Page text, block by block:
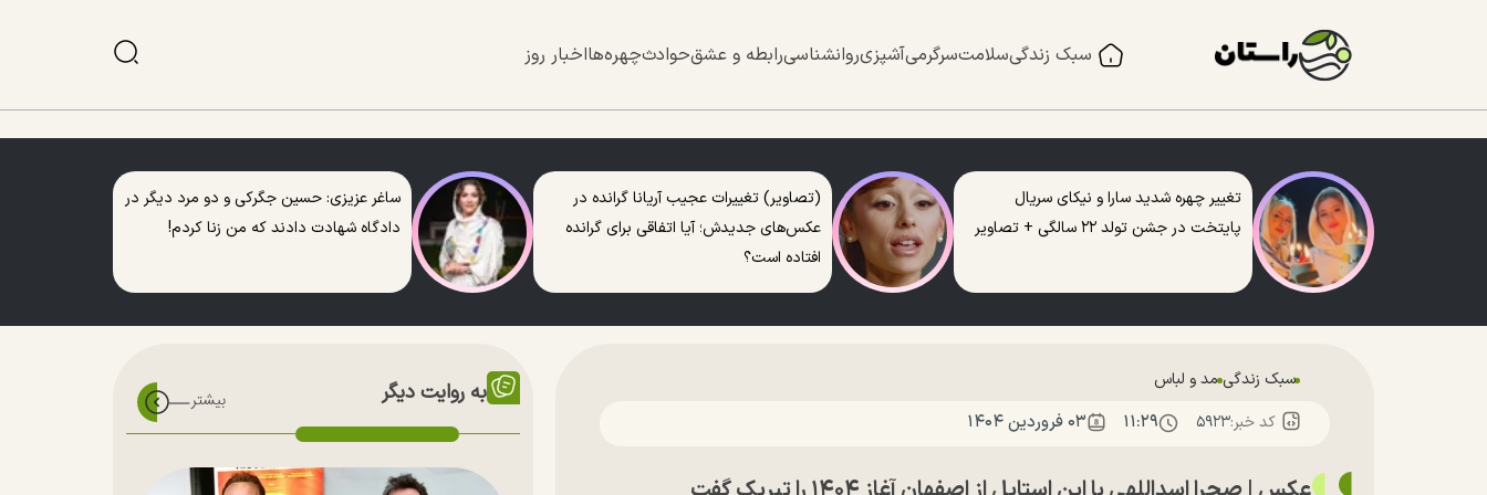
سبک زندگیسلامتسرگرمیآشپزیروانشناسیرابطه و عشقحوادثچهره‌هااخبار روز
تغییر چهره شدید سارا و نیکای سریال
پایتخت در جشن تولد ۲۲ سالگی + تصاویر
(تصاویر) تغییرات عجیب آریانا گرانده در
عکس‌های جدیدش؛ آیا اتفاقی برای گرانده
افتاده است؟
ساغر عزیزی: حسین جگرکی و دو مرد دیگر در
دادگاه شهادت دادند که من زنا کردم!
سبک زندگی مد و لباس
کد خبر:۵۹۲۳ ۱۱:۲۹ ۰۳ فروردين ۱۴۰۴
به روایت دیگر